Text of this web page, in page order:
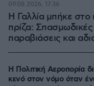
Η Γαλλία μπήκε στο
πρίζα:
παραβιάσεις και
09.08.2026, 17:36
Η Πολιτική Αεροπορία
κενό στον νόμο όταν